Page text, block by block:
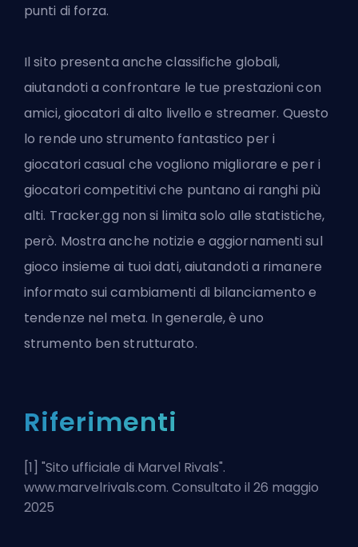
punti di forza.
Il sito presenta anche classifiche globali,
aiutandoti a confrontare le tue prestazioni con
amici, giocatori di alto livello e streamer. Questo
lo rende uno strumento fantastico per i
giocatori casual che vogliono migliorare e per i
giocatori competitivi che puntano ai ranghi più
alti. Tracker.gg non si limita solo alle statistiche,
però. Mostra anche notizie e aggiornamenti sul
gioco insieme ai tuoi dati, aiutandoti a rimanere
informato sui cambiamenti di bilanciamento e
tendenze nel meta. In generale, è uno
strumento ben strutturato.
Riferimenti
[1] "Sito ufficiale di Marvel Rivals".
www.marvelrivals.com. Consultato il 26 maggio
2025